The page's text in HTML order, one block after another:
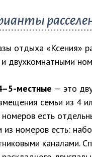
отдыха «Ксения»
двухкомнатными
местные — это
семьи из 4
номеров есть
номеров есть:
каналами.